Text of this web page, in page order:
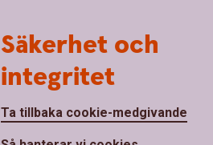
Säkerhet och
integritet
Ta tillbaka cookie-medgivande